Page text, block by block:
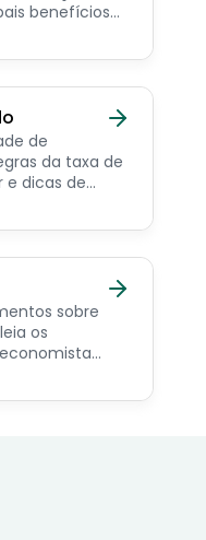
benefícios
programas
de
da taxa de
e dicas de
sobre
os